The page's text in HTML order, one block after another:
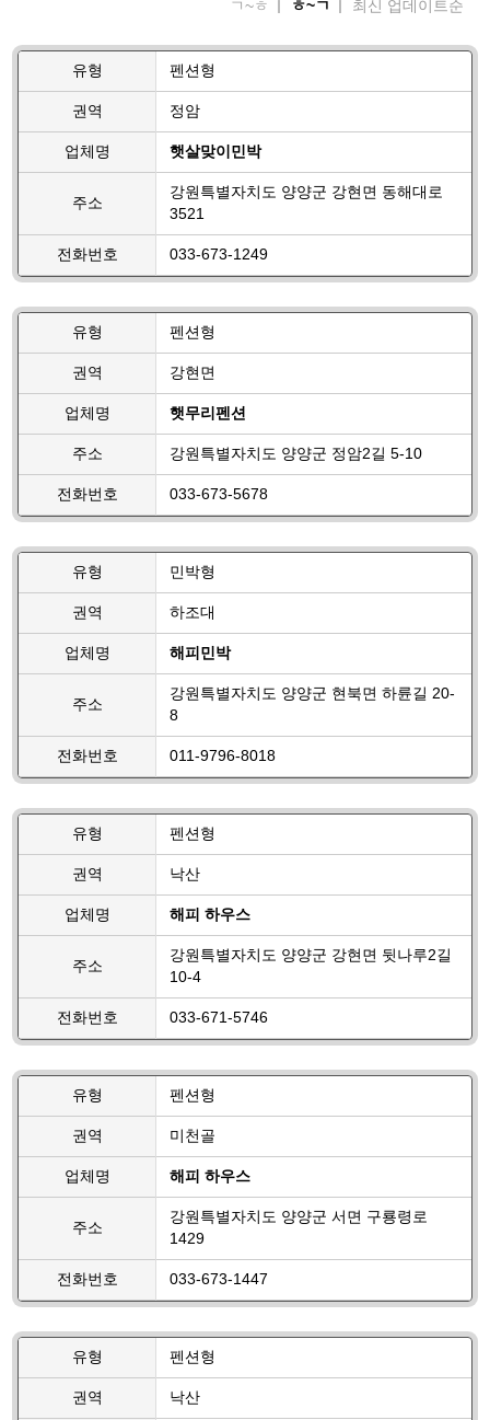
ㄱ~ㅎ ㅎ~ㄱ 최신 업데이트순
유형 펜션형
권역 정암
업체명 햇살맞이민박
주소
강원특별자치도 양양군 강현면 동해대로
3521
전화번호 033-673-1249
유형 펜션형
권역 강현면
업체명 햇무리펜션
주소 강원특별자치도 양양군 정암2길 5-10
전화번호 033-673-5678
유형 민박형
권역 하조대
업체명 해피민박
주소
강원특별자치도 양양군 현북면 하륜길 20-
8
전화번호 011-9796-8018
유형 펜션형
권역 낙산
업체명 해피 하우스
주소
강원특별자치도 양양군 강현면 뒷나루2길
10-4
전화번호 033-671-5746
유형 펜션형
권역 미천골
업체명 해피 하우스
주소
강원특별자치도 양양군 서면 구룡령로
1429
전화번호 033-673-1447
유형 펜션형
권역 낙산